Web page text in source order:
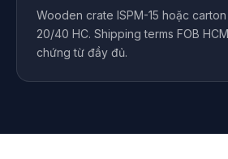
Wooden crate ISPM-15 hoặc
20/40 HC. Shipping terms FOB
chứng từ đầy đủ.